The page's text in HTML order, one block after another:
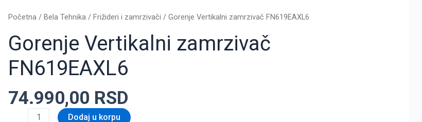
Početna /Bela Tehnika /Frižideri i zamrzivači / Gorenje Vertikalni zamrzivač FN619EAXL6
Gorenje Vertikalni zamrzivač
FN619EAXL6
74.990,00 RSD
Gorenje
zamrzivač
količina
Dodaj u korpu